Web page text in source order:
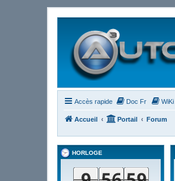
Accès rapide Doc Fr WiKi
Accueil Portail Forum
HORLOGE